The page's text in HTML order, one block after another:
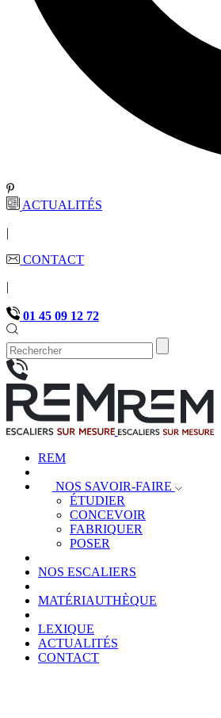
ACTUALITÉS
|
CONTACT
|
01 45 09 12 72
REM
NOS SAVOIR-FAIRE
ÉTUDIER
CONCEVOIR
FABRIQUER
POSER
NOS ESCALIERS
MATÉRIAUTHÈQUE
LEXIQUE
ACTUALITÉS
CONTACT